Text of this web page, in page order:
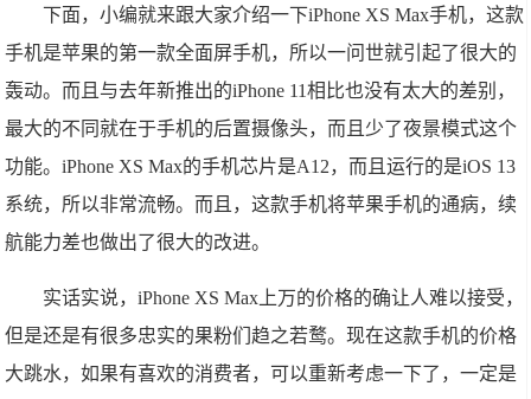
下面，小编就来跟大家介绍一下iPhone XS Max手机，这款
手机是苹果的第一款全面屏手机，所以一问世就引起了很大的
轰动。而且与去年新推出的iPhone 11相比也没有太大的差别，
最大的不同就在于手机的后置摄像头，而且少了夜景模式这个
功能。iPhone XS Max的手机芯片是A12，而且运行的是iOS 13
系统，所以非常流畅。而且，这款手机将苹果手机的通病，续
航能力差也做出了很大的改进。
实话实说，iPhone XS Max上万的价格的确让人难以接受，
但是还是有很多忠实的果粉们趋之若鹜。现在这款手机的价格
大跳水，如果有喜欢的消费者，可以重新考虑一下了，一定是